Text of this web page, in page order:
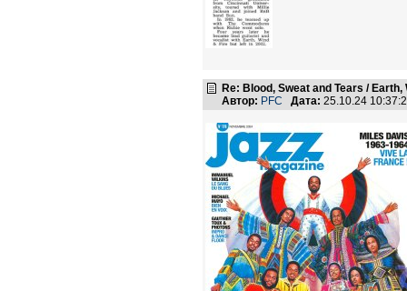
Re: Blood, Sweat and Tears / Earth,
Автор: PFC Дата: 25.10.24